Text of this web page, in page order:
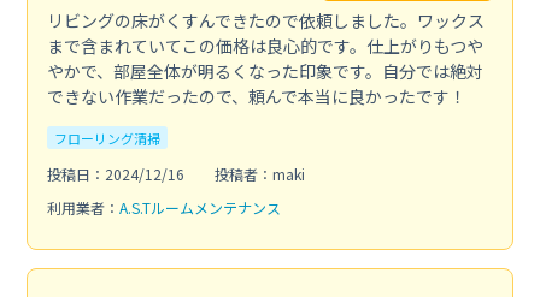
リビングの床がくすんできたので依頼しました。ワックス
まで含まれていてこの価格は良心的です。仕上がりもつや
やかで、部屋全体が明るくなった印象です。自分では絶対
できない作業だったので、頼んで本当に良かったです！
フローリング清掃
投稿日：2024/12/16
投稿者：maki
利用業者： A.S.Tルームメンテナンス